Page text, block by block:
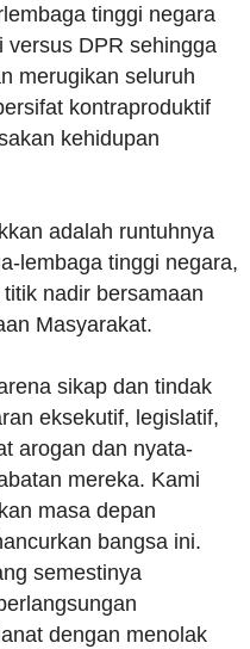
tinggi negara
versus DPR sehingga
merugikan seluruh
kontraproduktif
kehidupan
adalah runtuhnya
lembaga tinggi negara,
nadir bersamaan
Masyarakat.
sikap dan tindak
eksekutif, legislatif,
arogan dan nyata-
mereka. Kami
masa depan
bangsa ini.
semestinya
dengan menolak